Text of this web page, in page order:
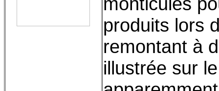
produits lors
remontant à
illustrée sur